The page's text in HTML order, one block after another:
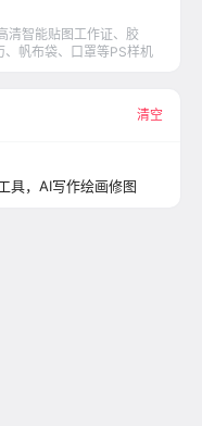
清智能贴图工作证、胶
帆布袋、口罩等PS样机
清空
具，AI写作绘画修图